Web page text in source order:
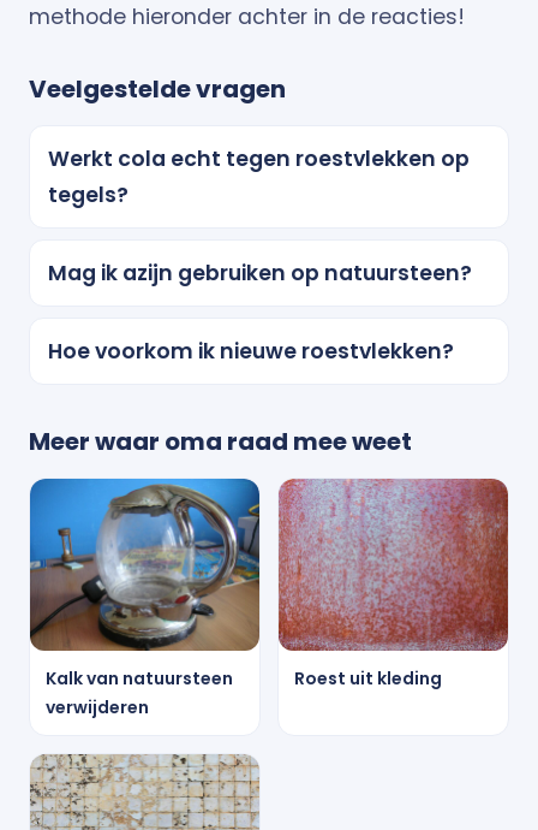
methode hieronder achter in de reacties!
Veelgestelde vragen
Werkt cola echt tegen roestvlekken op
tegels?
Mag ik azijn gebruiken op natuursteen?
Hoe voorkom ik nieuwe roestvlekken?
Meer waar oma raad mee weet
Kalk van natuursteen
verwijderen
Roest uit kleding